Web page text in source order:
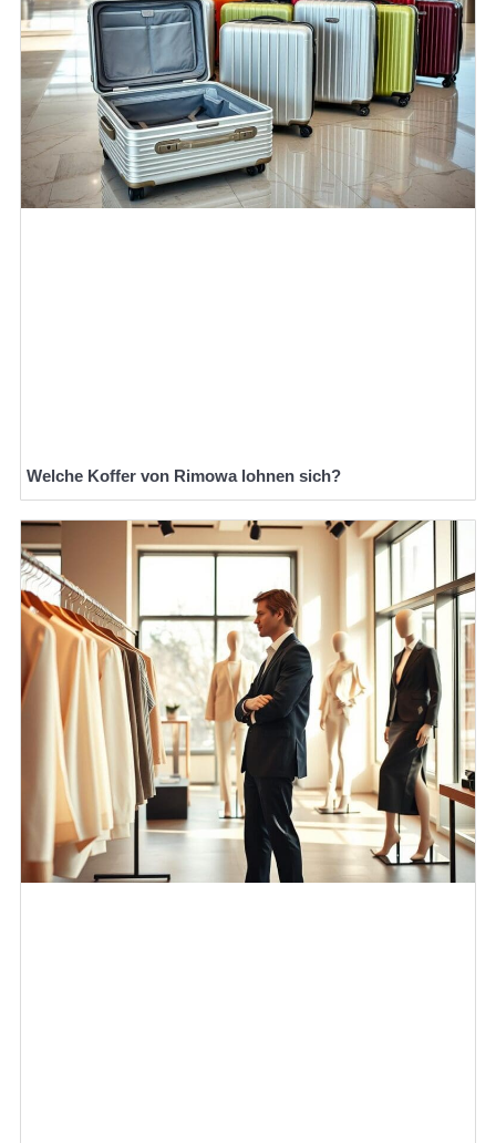
Welche Koffer von Rimowa lohnen sich?